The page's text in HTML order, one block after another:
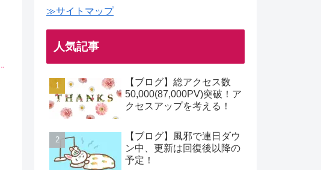
≫サイトマップ
人気記事
【ブログ】総アクセス数
50,000(87,000PV)突破！ア
クセスアップを考える！
【ブログ】風邪で連日ダウ
ン中、更新は回復後以降の
予定！